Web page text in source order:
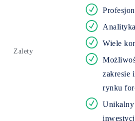
Zalety
Wiele
zakresie
rynku
Unikalny